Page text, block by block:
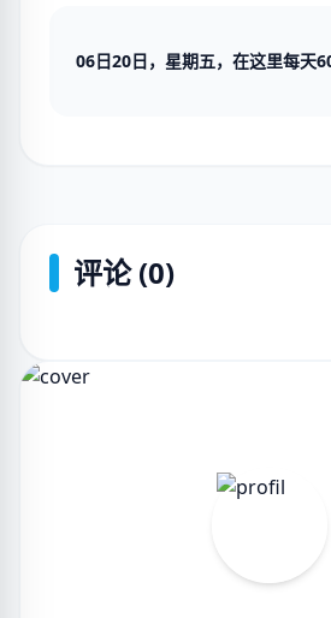
06日20日，星期五，在这里每天
评论 (0)